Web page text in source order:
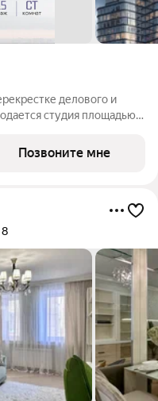
делового и
студия площадью
комплексе «Начало»
Позвоните мне
8